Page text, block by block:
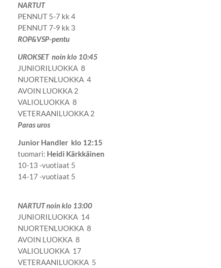
NARTUT
PENNUT 5-7 kk 4
PENNUT 7-9 kk 3
ROP&VSP-pentu
UROKSET noin klo 10:45
JUNIORILUOKKA 8
NUORTENLUOKKA 4
AVOIN LUOKKA 2
VALIOLUOKKA 8
VETERAANILUOKKA 2
Paras uros
Junior Handler klo 12:15
tuomari: Heidi Kärkkäinen
10-13 -vuotiaat 5
14-17 -vuotiaat 5
NARTUT noin klo 13:00
JUNIORILUOKKA 14
NUORTENLUOKKA 8
AVOIN LUOKKA 8
VALIOLUOKKA 17
VETERAANILUOKKA 5